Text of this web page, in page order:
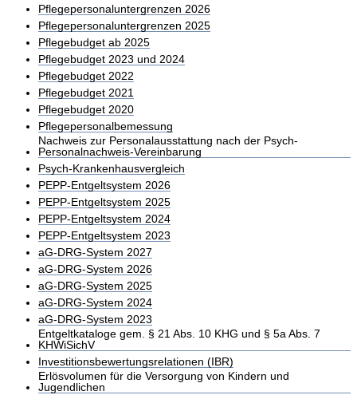
Pflegepersonaluntergrenzen 2026
Pflegepersonaluntergrenzen 2025
Pflegebudget ab 2025
Pflegebudget 2023 und 2024
Pflegebudget 2022
Pflegebudget 2021
Pflegebudget 2020
Pflegepersonalbemessung
Nachweis zur Personalausstattung nach der Psych-
Personalnachweis-Vereinbarung
Psych-Krankenhausvergleich
PEPP-Entgeltsystem 2026
PEPP-Entgeltsystem 2025
PEPP-Entgeltsystem 2024
PEPP-Entgeltsystem 2023
aG-DRG-System 2027
aG-DRG-System 2026
aG-DRG-System 2025
aG-DRG-System 2024
aG-DRG-System 2023
Entgeltkataloge gem. § 21 Abs. 10 KHG und § 5a Abs. 7
KHWiSichV
Investitionsbewertungsrelationen (IBR)
Erlösvolumen für die Versorgung von Kindern und
Jugendlichen